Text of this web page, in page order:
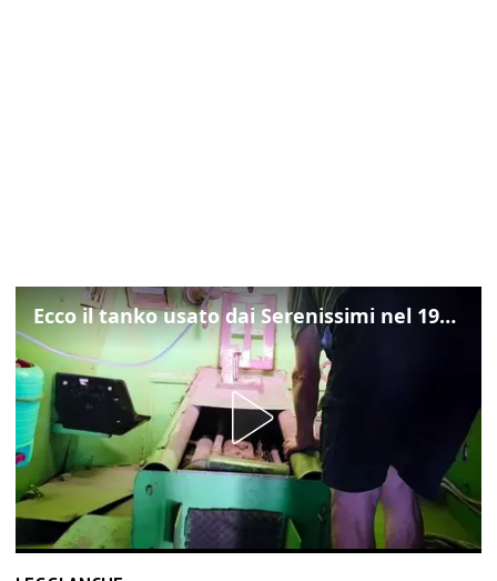
Ecco il tanko usato dai Serenissimi nel 1997 per il blitz a San Marco